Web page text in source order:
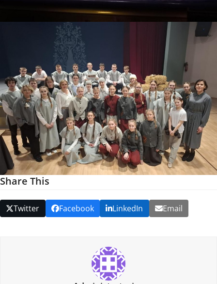
Share This
Twitter Facebook LinkedIn Email